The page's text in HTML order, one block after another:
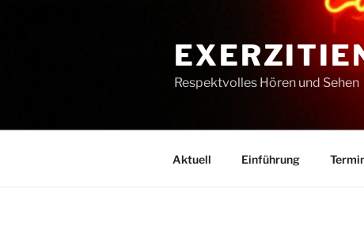
Respektvolles Hören und Sehen
Aktuell Einführung